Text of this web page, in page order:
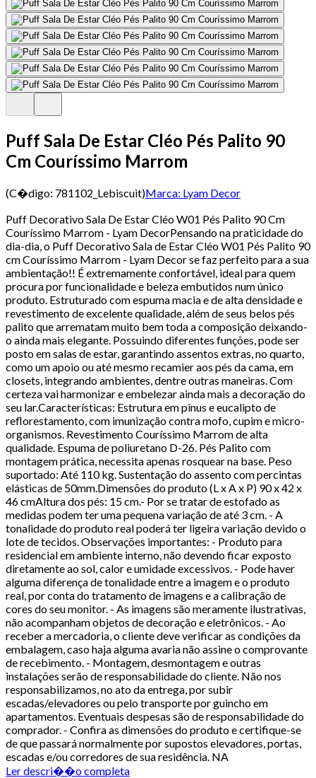
Puff Sala De Estar Cléo Pés Palito 90
Cm Couríssimo Marrom
(C�digo: 781102_Lebiscuit)Marca: Lyam Decor
Puff Decorativo Sala De Estar Cléo W01 Pés Palito 90 Cm
Couríssimo Marrom - Lyam DecorPensando na praticidade do
dia-dia, o Puff Decorativo Sala de Estar Cléo W01 Pés Palito 90
cm Couríssimo Marrom - Lyam Decor se faz perfeito para a sua
ambientação!! É extremamente confortável, ideal para quem
procura por funcionalidade e beleza embutidos num único
produto. Estruturado com espuma macia e de alta densidade e
revestimento de excelente qualidade, além de seus belos pés
palito que arrematam muito bem toda a composição deixando-
o ainda mais elegante. Possuindo diferentes funções, pode ser
posto em salas de estar, garantindo assentos extras, no quarto,
como um apoio ou até mesmo recamier aos pés da cama, em
closets, integrando ambientes, dentre outras maneiras. Com
certeza vai harmonizar e embelezar ainda mais a decoração do
seu lar.Características: Estrutura em pinus e eucalipto de
reflorestamento, com imunização contra mofo, cupim e micro-
organismos. Revestimento Couríssimo Marrom de alta
qualidade. Espuma de poliuretano D-26. Pés Palito com
montagem prática, necessita apenas rosquear na base. Peso
suportado: Até 110 kg. Sustentação do assento com percintas
elásticas de 50mm.Dimensões do produto (L x A x P) 90 x 42 x
46 cmAltura dos pés: 15 cm.- Por se tratar de estofado as
medidas podem ter uma pequena variação de até 3 cm. - A
tonalidade do produto real poderá ter ligeira variação devido o
lote de tecidos. Observações importantes: - Produto para
residencial em ambiente interno, não devendo ficar exposto
diretamente ao sol, calor e umidade excessivos. - Pode haver
alguma diferença de tonalidade entre a imagem e o produto
real, por conta do tratamento de imagens e a calibração de
cores do seu monitor. - As imagens são meramente ilustrativas,
não acompanham objetos de decoração e eletrônicos. - Ao
receber a mercadoria, o cliente deve verificar as condições da
embalagem, caso haja alguma avaria não assine o comprovante
de recebimento. - Montagem, desmontagem e outras
instalações serão de responsabilidade do cliente. Não nos
responsabilizamos, no ato da entrega, por subir
escadas/elevadores ou pelo transporte por guincho em
apartamentos. Eventuais despesas são de responsabilidade do
comprador. - Confira as dimensões do produto e certifique-se
de que passará normalmente por supostos elevadores, portas,
escadas e/ou corredores de sua residência. NA
Ler descri��o completa